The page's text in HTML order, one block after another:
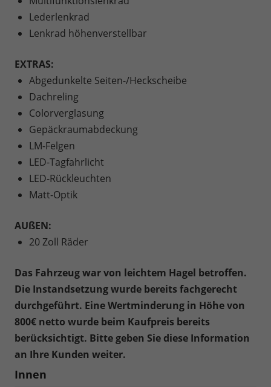
Lederlenkrad
Lenkrad höhenverstellbar
EXTRAS:
Abgedunkelte Seiten-/Heckscheibe
Dachreling
Colorverglasung
Gepäckraumabdeckung
LM-Felgen
LED-Tagfahrlicht
LED-Rückleuchten
Matt-Optik
AUßEN:
20 Zoll Räder
Das Fahrzeug war von leichtem Hagel betroffen.
Die Instandsetzung wurde bereits fachgerecht
durchgeführt. Eine Wertminderung in Höhe von
800€ netto wurde beim Kaufpreis bereits
berücksichtigt. Bitte geben Sie diese Information
an Ihre Kunden weiter.
Innen